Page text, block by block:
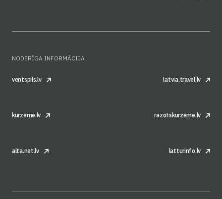
NODERĪGA INFORMĀCIJA
ventspils.lv latvia.travel.lv
kurzeme.lv razotskurzeme.lv
alta.net.lv latturinfo.lv